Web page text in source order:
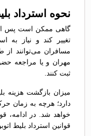
نحوه استرداد
گاهی ممکن است پس
تغییر کند و نیاز به
مسافران می‌توانند از
مهران و یا مراجعه
ثبت کنند.
میزان بازگشت هزینه
دارد؛ هرچه به زمان
خواهد شد. در ادامه،
قوانین استرداد بلیط